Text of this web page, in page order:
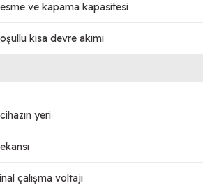
ve kapama kapasitesi
kısa devre akımı
yeri
çalışma voltajı